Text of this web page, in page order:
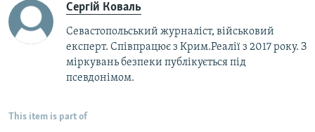
Сергій Коваль
Севастопольський журналіст, військовий
експерт. Співпрацює з Крим.Реалії з 2017 року. З
міркувань безпеки публікується під
псевдонімом.
This item is part of